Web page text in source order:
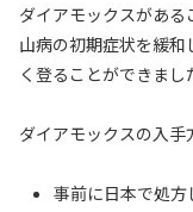
ダイアモックスがあ
山病の初期症状を緩
く登ることができまし
ダイアモックスの入手
事前に日本で処方